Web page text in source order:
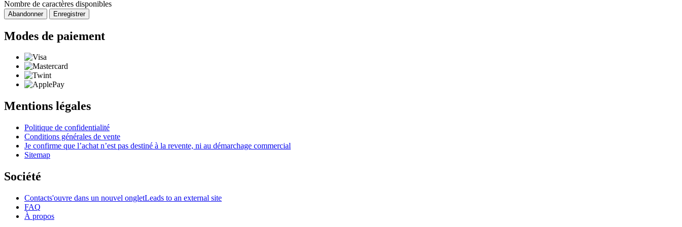
Nombre de caractères disponibles
Abandonner Enregistrer
Modes de paiement
Mentions légales
Politique de confidentialité
Conditions générales de vente
Je confirme que l’achat n’est pas destiné à la revente, ni au démarchage commercial
Sitemap
Société
Contacts'ouvre dans un nouvel ongletLeads to an external site
FAQ
À propos